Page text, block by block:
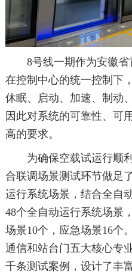
8号线一期作为安徽省
在控制中心的统一控制下
休眠、启动、加速、制动
因此对系统的可靠性、可
高的要求。
为确保空载试运行顺利
合联调场景测试环节做足
运行系统场景，结合全自
48个全自动运行系统场景
场景10个，应急场景16个
通信和站台门五大核心专
千条测试案例，设计了丰